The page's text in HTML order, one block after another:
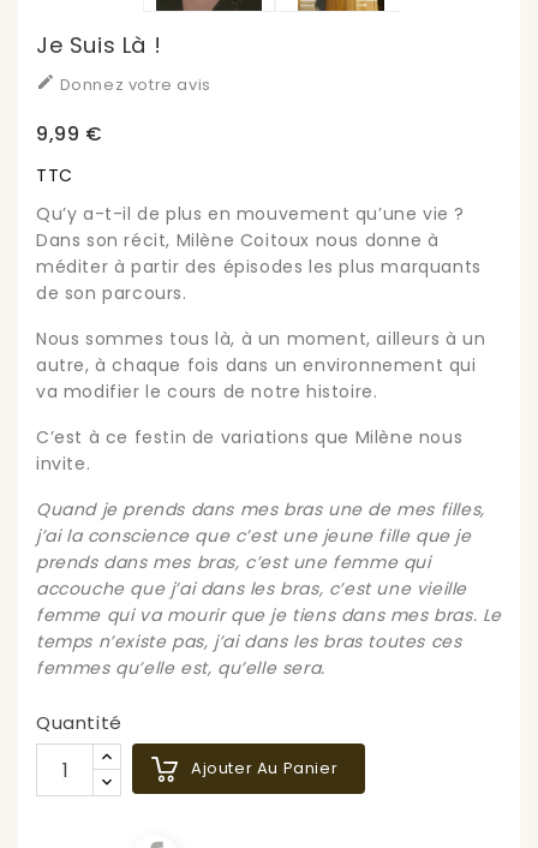
Je Suis Là !
 Donnez votre avis
9,99 €
TTC
Qu’y a-t-il de plus en mouvement qu’une vie ?
Dans son récit, Milène Coitoux nous donne à
méditer à partir des épisodes les plus marquants
de son parcours.
Nous sommes tous là, à un moment, ailleurs à un
autre, à chaque fois dans un environnement qui
va modifier le cours de notre histoire.
C’est à ce festin de variations que Milène nous
invite.
Quand je prends dans mes bras une de mes filles,
j’ai la conscience que c’est une jeune fille que je
prends dans mes bras, c’est une femme qui
accouche que j’ai dans les bras, c’est une vieille
femme qui va mourir que je tiens dans mes bras. Le
temps n’existe pas, j’ai dans les bras toutes ces
femmes qu’elle est, qu’elle sera.
Quantité
Ajouter Au Panier